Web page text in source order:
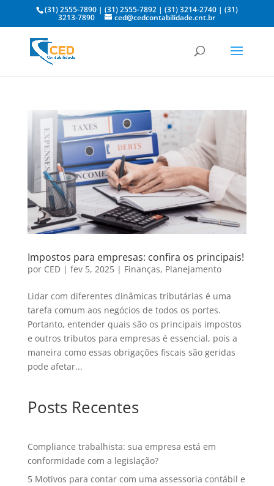
(31) 2555-7890| (31) 2555-7892| (31) 3214-2740| (31)
3213-7890 ced@cedcontabilidade.cnt.br
Impostos para empresas: confira os principais!
por CED| fev 5, 2025| Finanças, Planejamento
Lidar com diferentes dinâmicas tributárias é uma
tarefa comum aos negócios de todos os portes.
Portanto, entender quais são os principais impostos
e outros tributos para empresas é essencial, pois a
maneira como essas obrigações fiscais são geridas
pode afetar...
Posts Recentes
Compliance trabalhista: sua empresa está em
conformidade com a legislação?
5 Motivos para contar com uma assessoria contábil e